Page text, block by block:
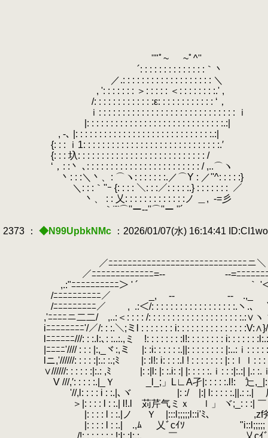
''"ﾟ~ ￣ ~ﾟ^''
´: : : : : : : : : : : : : :｀丶
／.: : : : : : : : : : : : : : : : : : : ＼
, ': : : : : : : ＞: : : : : ＜: : : : : : : :.' , 戦
/: : : : : : : : : : : : :ε: : : : : : : : : : : : ‘，
ｉ: : : : : : : : : : : : : : : : : : : : : : : : : : : : : ｉ 今
|: : : : : : : : : : : : : : : : : : : : : : : : : : : : :.:|
, -､ |: : : : : : : : : : : : : : : : : : : : : : : : : : : : :.:| 後
{: : : ｉ1: : : : : : : : : : : : : : : : : : : : : : : : : : : : :.′
{: : : 圦: : : : : : : : : : : : : : : : : : : : : : : : : : : /
‘，: :丶 ､: : : : : : : : : : : : : : : : : : : : : : : : / ,..⌒ヽ
丶: : :＼丶、: ⌒ヽ: : : : : : :.／⌒Y : ／''^: : : : :}
＼: : :｀''ｰ {: : : : ＼: : :／: : : : :.} : : : : : : :
／
丶、 : : 乂: : : : : : : : : : : : :ノ ＿, -=彡
｀¨¨⌒''ー‐‐''⌒''ー ''´
2373 ： ◆N99UpbkNMc ：2026/01/07(水) 16:14:41
／ﾆﾆﾆﾆﾆﾆﾆﾆﾆﾆﾆﾆﾆﾆﾆﾆﾆﾆﾆﾆﾆﾆﾆﾆﾆﾆﾆﾆﾆニ＼
／ﾆﾆﾆﾆﾆﾆﾆﾆﾆﾆﾆﾆﾆ=-‐ ￣￣ ‐-=ﾆﾆﾆﾆﾆﾆﾆ
,.:"ﾆﾆﾆﾆﾆﾆﾆﾆﾆﾆ＞ ' ´ ｀ '＜ﾆﾆﾆ
/ﾆﾆﾆﾆﾆﾆﾆﾆﾆﾆ／ _,
-‐ ￣ ‐- .,_ ヾ
/ﾆﾆﾆﾆﾆﾆﾆﾆﾆ／ , .:＜/: : : : : : : : : : : : : : : : : :.ヽ.
,'ﾆﾆﾆﾆニ二二/ ,..:＜: : : : /: : : : : : : : : : : : : : : : : : : :.:∨ヽ
iﾆﾆﾆﾆﾆﾆﾆﾆ'/／/: : :.＼;ミl : : : : : : : i: : : : : : : : : : : : : :
lﾆﾆﾆﾆﾆﾆ///: : :.l:､: :..:.,ミ !: : : : : : : :l!: : : : : : : : i: : : : : :
|ﾆﾆﾆﾆ'//// : : : |:,_ヾ:,ミ |: :i: : : : : :.||: : : : : : : : |:..:ｉ: : : : :|
lニ,'//////: : : : :|:.: :.;ﾐ |: :l!: i: : : :.l ! : : : : : : : |: :ｌｌ: : : :
∨//////: : : : : :|:.: ,ﾐ |: :|l: |: :.i: :| |: : : : :.ｉ: : :|:.:| |.: :.ｉ:
V ///,′: : : : :.|_Ｙ _l_;」L∟A孑|: : : : :.l!:ゞ辷,_|:
ゞ'//,l: : : : i : :.|､ヾ |: :/ |:| l: : : : :.||.: :.| 厂丁
＞|: : : : l : :.| l!.l 苅芹气ミｘ ｌ」 ヾ;_: : :|
|: : : : l : :.|ノ Ｙ |:::l;;;;;l::i'ﾐ､ ￣ ,zf斧芸气
|: : : : l : :.|ゝ.,ﾑ ゝ 乂ﾞcｲｿ "i::l;;;;;ｌ:::| ,ﾒﾞ/ノ
/!: : : : : : :.!:l: :l:.:, ￣ 乂cｲﾞｿ "/ ,.ｲ